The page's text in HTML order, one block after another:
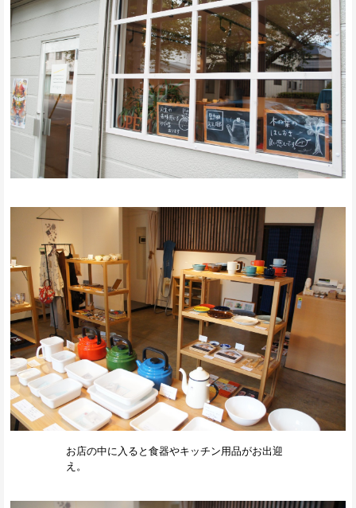
お店の中に入ると食器やキッチン用品がお出迎
え。